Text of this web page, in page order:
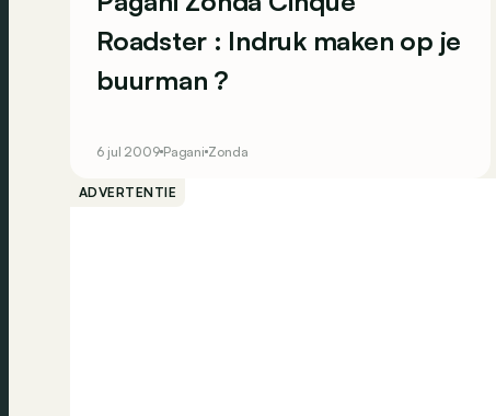
Roadster : Indruk maken op je
buurman ?
6 jul 2009 Pagani Zonda
ADVERTENTIE